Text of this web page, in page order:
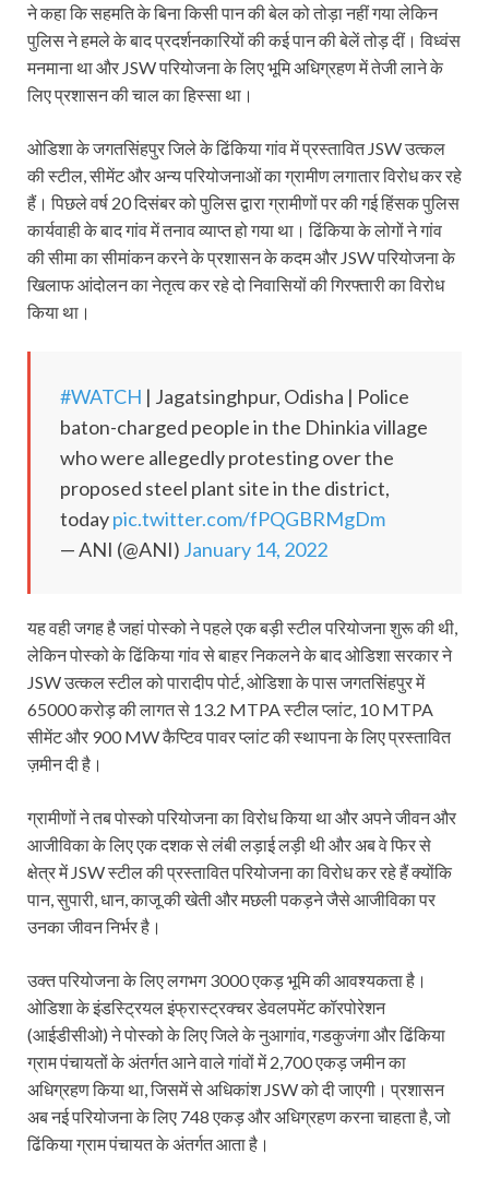
ने कहा कि सहमति के बिना किसी पान की बेल को तोड़ा नहीं गया लेकिन
पुलिस ने हमले के बाद प्रदर्शनकारियों की कई पान की बेलें तोड़ दीं। विध्वंस
मनमाना था और JSW परियोजना के लिए भूमि अधिग्रहण में तेजी लाने के
लिए प्रशासन की चाल का हिस्सा था।
ओडिशा के जगतसिंहपुर जिले के ढिंकिया गांव में प्रस्तावित JSW उत्कल
की स्टील, सीमेंट और अन्य परियोजनाओं का ग्रामीण लगातार विरोध कर रहे
हैं। पिछले वर्ष 20 दिसंबर को पुलिस द्वारा ग्रामीणों पर की गई हिंसक पुलिस
कार्यवाही के बाद गांव में तनाव व्याप्त हो गया था। ढिंकिया के लोगों ने गांव
की सीमा का सीमांकन करने के प्रशासन के कदम और JSW परियोजना के
खिलाफ आंदोलन का नेतृत्व कर रहे दो निवासियों की गिरफ्तारी का विरोध
किया था।
#WATCH | Jagatsinghpur, Odisha | Police
baton-charged people in the Dhinkia village
who were allegedly protesting over the
proposed steel plant site in the district,
todaypic.twitter.com/fPQGBRMgDm
— ANI (@ANI) January 14, 2022
यह वही जगह है जहां पोस्को ने पहले एक बड़ी स्टील परियोजना शुरू की थी,
लेकिन पोस्को के ढिंकिया गांव से बाहर निकलने के बाद ओडिशा सरकार ने
JSW उत्कल स्टील को पारादीप पोर्ट, ओडिशा के पास जगतसिंहपुर में
65000 करोड़ की लागत से 13.2 MTPA स्टील प्लांट, 10 MTPA
सीमेंट और 900 MW कैप्टिव पावर प्लांट की स्थापना के लिए प्रस्तावित
ज़मीन दी है।
ग्रामीणों ने तब पोस्को परियोजना का विरोध किया था और अपने जीवन और
आजीविका के लिए एक दशक से लंबी लड़ाई लड़ी थी और अब वे फिर से
क्षेत्र में JSW स्टील की प्रस्तावित परियोजना का विरोध कर रहे हैं क्योंकि
पान, सुपारी, धान, काजू की खेती और मछली पकड़ने जैसे आजीविका पर
उनका जीवन निर्भर है।
उक्त परियोजना के लिए लगभग 3000 एकड़ भूमि की आवश्यकता है।
ओडिशा के इंडस्ट्रियल इंफ्रास्ट्रक्चर डेवलपमेंट कॉरपोरेशन
(आईडीसीओ) ने पोस्को के लिए जिले के नुआगांव, गडकुजंगा और ढिंकिया
ग्राम पंचायतों के अंतर्गत आने वाले गांवों में 2,700 एकड़ जमीन का
अधिग्रहण किया था, जिसमें से अधिकांश JSW को दी जाएगी। प्रशासन
अब नई परियोजना के लिए 748 एकड़ और अधिग्रहण करना चाहता है, जो
ढिंकिया ग्राम पंचायत के अंतर्गत आता है।